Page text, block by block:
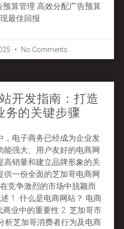
预算管理 高效分配广告预算
最佳回报
No Comments
开发指南：打造
务的关键步骤
，电子商务已经成为企业发
能强大、用户友好的电商网
高销量和建立品牌形象的关
供一份全面的芝加哥电商网
竞争激烈的市场中脱颖而
1. 什么是电商网站？ 电商
业中的重要性 2. 芝加哥市
析芝加哥消费者行为及电商